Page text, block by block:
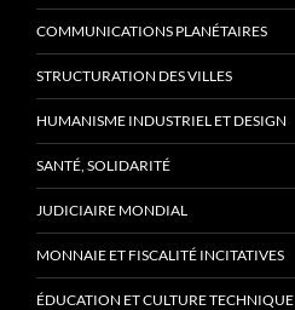
COMMUNICATIONS PLANÉTAIRES
STRUCTURATION DES VILLES
HUMANISME INDUSTRIEL ET DESIGN
SANTÉ, SOLIDARITÉ
JUDICIAIRE MONDIAL
MONNAIE ET FISCALITÉ INCITATIVES
ÉDUCATION ET CULTURE TECHNIQUE